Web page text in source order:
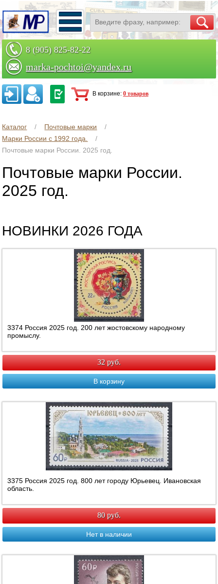
8 (905) 825-82-22
marka-pochtoi@yandex.ru
Заказать по телефону
В корзине: 0 товаров
Каталог
Почтовые марки
Марки России с 1992 года.
Почтовые марки России. 2025 год.
Почтовые марки России.
2025 год.
НОВИНКИ 2026 ГОДА
3374 Россия 2025 год. 200 лет жостовскому народному
промыслу.
32 руб.
В корзину
3375 Россия 2025 год. 800 лет городу Юрьевец. Ивановская
область.
80 руб.
Нет в наличии